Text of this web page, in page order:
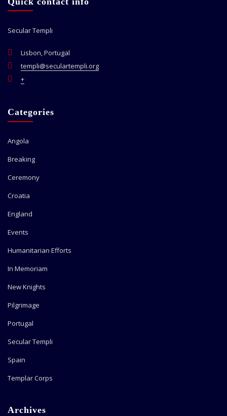
Secular Templi
Lisbon, Portugal
templi@seculartempli.org
+
Categories
Angola
Breaking
Ceremony
Croatia
England
Events
Humanitarian Efforts
In Memoriam
New Knights
Pilgrimage
Portugal
Secular Templi
Spain
Templar Corps
Archives